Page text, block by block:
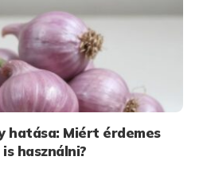
hatása: Miért érdemes
használni?